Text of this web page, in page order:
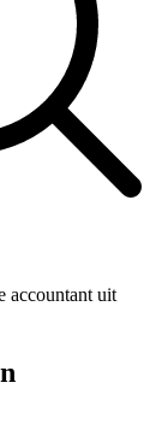
accountant uit